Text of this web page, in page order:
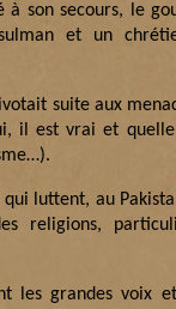
à son secours, le
et un
suite aux
il est vrai et
luttent, au
religions,
les grandes voix